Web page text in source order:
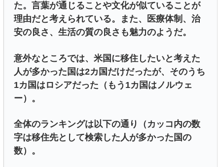
た。言葉が通じることや文化が似ていることが
理由だと考えられている。また、医療体制、治
安の良さ、生活の質の良さも魅力のようだ。
意外なところでは、米国に移住したいと考えた
人が多かった国は2カ国だけだったが、そのうち
1カ国はロシアだった（もう1カ国はノルウェ
ー）。
全体のランキングは以下の通り（カッコ内の数
字は移住先として検索した人が多かった国の
数）。